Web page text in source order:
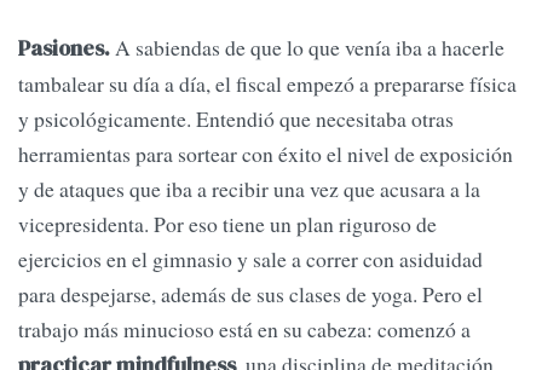
Pasiones.A sabiendas de que lo que venía iba a hacerle
tambalear su día a día, el fiscal empezó a prepararse física
y psicológicamente. Entendió que necesitaba otras
herramientas para sortear con éxito el nivel de exposición
y de ataques que iba a recibir una vez que acusara a la
vicepresidenta. Por eso tiene un plan riguroso de
ejercicios en el gimnasio y sale a correr con asiduidad
para despejarse, además de sus clases de yoga. Pero el
trabajo más minucioso está en su cabeza: comenzó a